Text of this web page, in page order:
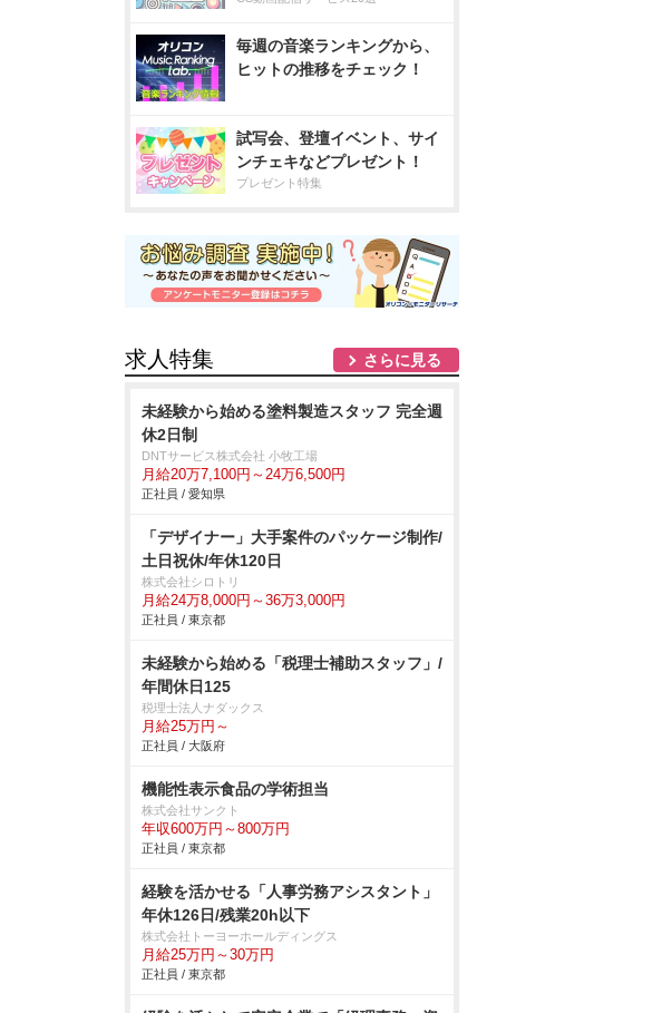
毎週の音楽ランキングから、
ヒットの推移をチェック！
試写会、登壇イベント、サイ
ンチェキなどプレゼント！
プレゼント特集
求人特集 さらに見る
未経験から始める塗料製造スタッフ 完全週
休2日制
DNTサービス株式会社 小牧工場
月給20万7,100円～24万6,500円
正社員 / 愛知県
「デザイナー」大手案件のパッケージ制作/
土日祝休/年休120日
株式会社シロトリ
月給24万8,000円～36万3,000円
正社員 / 東京都
未経験から始める「税理士補助スタッフ」/
年間休日125
税理士法人ナダックス
月給25万円～
正社員 / 大阪府
機能性表示食品の学術担当
株式会社サンクト
年収600万円～800万円
正社員 / 東京都
経験を活かせる「人事労務アシスタント」
年休126日/残業20h以下
株式会社トーヨーホールディングス
月給25万円～30万円
正社員 / 東京都